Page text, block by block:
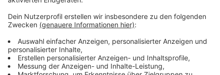
Es werden jetzt dringend Zeugen gesucht, die in der
Nacht auf der Kölner Straße etwas Verdächtiges
der Nähe installiert sind, sind für die Ermittler
interessant. Denn sie könnten den oder die Täter
aufgezeichnet haben.